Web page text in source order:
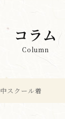
コラム
Column
スクール着